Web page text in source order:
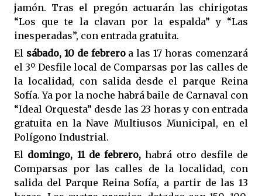
jamón. Tras el pregón actuarán las chirigotas
“Los que te la clavan por la espalda” y “Las
inesperadas”, con entrada gratuita.
El sábado, 10 de febreroa las 17 horas comenzará
el 3º Desfile local de Comparsas por las calles de
la localidad, con salida desde el parque Reina
Sofía. Ya por la noche habrá baile de Carnaval con
“Ideal Orquesta” desde las 23 horas y con entrada
gratuita en la Nave Multiusos Municipal, en el
Polígono Industrial.
El domingo, 11 de febrero, habrá otro desfile de
Comparsas por las calles de la localidad, con
salida del Parque Reina Sofía, a partir de las 13